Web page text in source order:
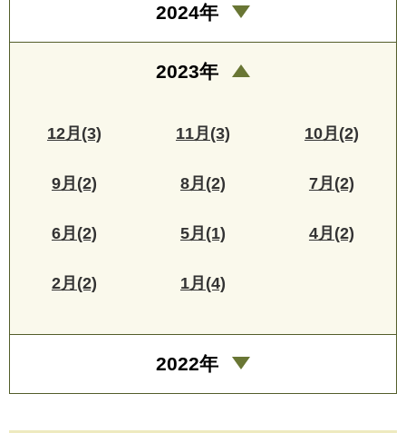
2024年
2023年
12月(3) 11月(3) 10月(2)
9月(2) 8月(2) 7月(2)
6月(2) 5月(1) 4月(2)
2月(2) 1月(4)
2022年